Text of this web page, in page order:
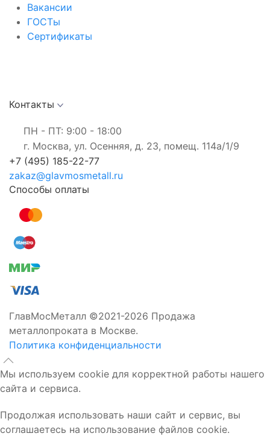
Вакансии
ГОСТы
Сертификаты
Контакты
ПН - ПТ: 9:00 - 18:00
г. Москва, ул. Осенняя, д. 23, помещ. 114а/1/9
+7 (495) 185-22-77
zakaz@glavmosmetall.ru
Способы оплаты
ГлавМосМеталл ©2021-2026 Продажа
металлопроката в Москве.
Политика конфиденциальности
Мы используем cookie для корректной работы нашего
сайта и сервиса.
Продолжая использовать наши сайт и сервис, вы
соглашаетесь на использование файлов cookie.